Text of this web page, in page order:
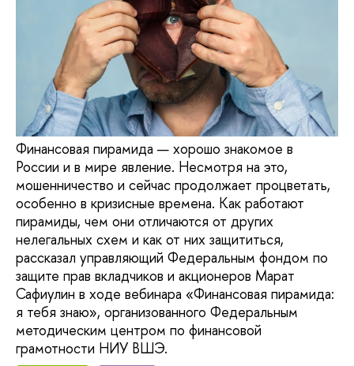
Финансовая пирамида — хорошо знакомое в
России и в мире явление. Несмотря на это,
мошенничество и сейчас продолжает процветать,
особенно в кризисные времена. Как работают
пирамиды, чем они отличаются от других
нелегальных схем и как от них защититься,
рассказал управляющий Федеральным фондом по
защите прав вкладчиков и акционеров Марат
Сафиулин в ходе вебинара «Финансовая пирамида:
я тебя знаю», организованного Федеральным
методическим центром по финансовой
грамотности НИУ ВШЭ.